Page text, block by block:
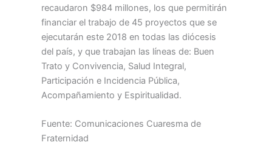
recaudaron $984 millones, los que permitirán
financiar el trabajo de 45 proyectos que se
ejecutarán este 2018 en todas las diócesis
del país, y que trabajan las líneas de: Buen
Trato y Convivencia, Salud Integral,
Participación e Incidencia Pública,
Acompañamiento y Espiritualidad.
Fuente: Comunicaciones Cuaresma de
Fraternidad